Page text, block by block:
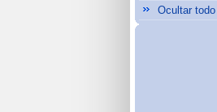
Ocultar todo